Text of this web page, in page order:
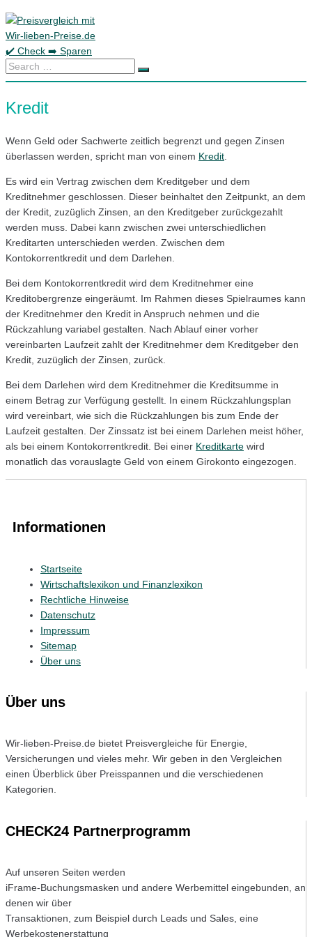
Skip
content
Search
…
Kredit
Wenn Geld oder Sachwerte zeitlich begrenzt und gegen Zinsen
überlassen werden, spricht man von einem Kredit
Es wird ein Vertrag zwischen dem Kreditgeber und dem
Kreditnehmer geschlossen. Dieser beinhaltet den Zeitpunkt, an dem
der Kredit, zuzüglich Zinsen, an den Kreditgeber zurückgezahlt
werden muss. Dabei kann zwischen zwei unterschiedlichen
Kreditarten unterschieden werden. Zwischen dem
Kontokorrentkredit und dem Darlehen.
Bei dem Kontokorrentkredit wird dem Kreditnehmer eine
Kreditobergrenze eingeräumt. Im Rahmen dieses Spielraumes kann
der Kreditnehmer den Kredit in Anspruch nehmen und die
Rückzahlung variabel gestalten. Nach Ablauf einer vorher
vereinbarten Laufzeit zahlt der Kreditnehmer dem Kreditgeber den
Kredit, zuzüglich der Zinsen, zurück.
Bei dem Darlehen wird dem Kreditnehmer die Kreditsumme in
einem Betrag zur Verfügung gestellt. In einem Rückzahlungsplan
wird vereinbart, wie sich die Rückzahlungen bis zum Ende der
Laufzeit gestalten. Der Zinssatz ist bei einem Darlehen meist höher,
als bei einem Kontokorrentkredit. Bei einer Kreditkarte wird
monatlich das vorauslagte Geld von einem Girokonto eingezogen.
Informationen
Startseite
Wirtschaftslexikon und Finanzlexikon
Rechtliche Hinweise
Datenschutz
Impressum
Sitemap
Über uns
Über uns
Wir-lieben-Preise.de bietet Preisvergleiche für Energie,
Versicherungen und vieles mehr. Wir geben in den Vergleichen
einen Überblick über Preisspannen und die verschiedenen
Kategorien.
CHECK24 Partnerprogramm
Auf unseren Seiten werden
iFrame-Buchungsmasken und andere Werbemittel eingebunden, an
denen wir über
Transaktionen, zum Beispiel durch Leads und Sales, eine
Werbekostenerstattung